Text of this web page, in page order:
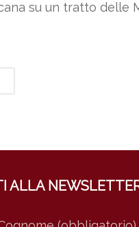
su un tratto delle
ALLA